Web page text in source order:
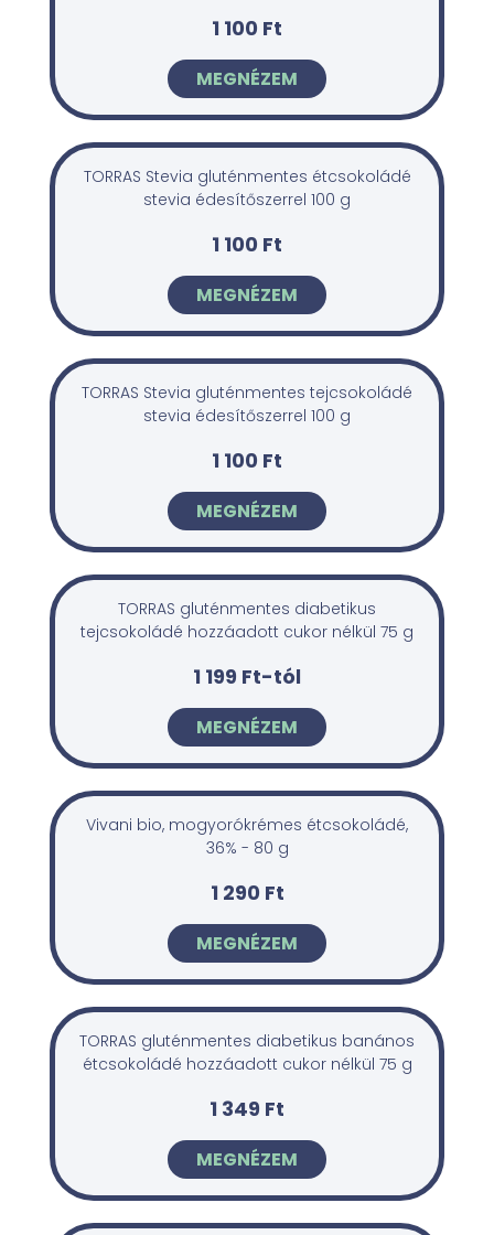
1 100 Ft
MEGNÉZEM
TORRAS Stevia gluténmentes étcsokoládé
stevia édesítőszerrel 100 g
1 100 Ft
MEGNÉZEM
TORRAS Stevia gluténmentes tejcsokoládé
stevia édesítőszerrel 100 g
1 100 Ft
MEGNÉZEM
TORRAS gluténmentes diabetikus
tejcsokoládé hozzáadott cukor nélkül 75 g
1 199 Ft-tól
MEGNÉZEM
Vivani bio, mogyorókrémes étcsokoládé,
36% - 80 g
1 290 Ft
MEGNÉZEM
TORRAS gluténmentes diabetikus banános
étcsokoládé hozzáadott cukor nélkül 75 g
1 349 Ft
MEGNÉZEM